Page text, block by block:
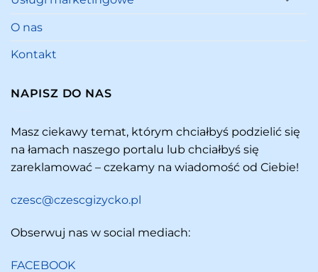
O nas
Kontakt
NAPISZ DO NAS
Masz ciekawy temat, którym chciałbyś podzielić się
na łamach naszego portalu lub chciałbyś się
zareklamować – czekamy na wiadomość od Ciebie!
czesc@czescgizycko.pl
Obserwuj nas w social mediach:
FACEBOOK